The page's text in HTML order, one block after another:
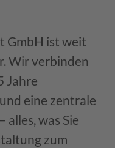
GmbH ist weit
Wir verbinden
Jahre
eine zentrale
alles, was Sie
zum